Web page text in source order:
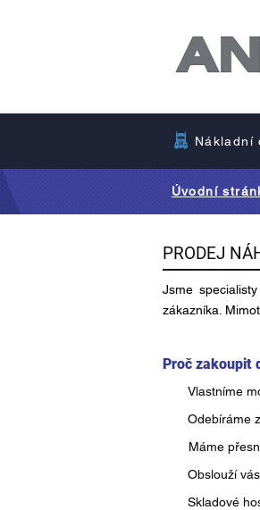
Nákladní
Úvodní
PRODEJ
Jsme
zákazníka.
Proč zakoupit
Vlastníme
Odebíráme
Máme
Obslouží
Skladové